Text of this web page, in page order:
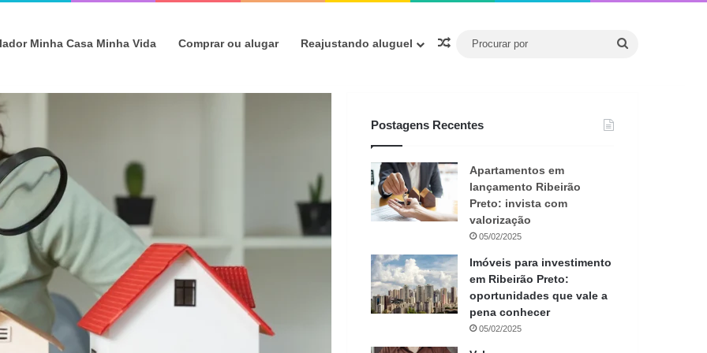
Minha Casa Minha Vida Comprar ou alugar Reajustando aluguel Artigo aleatório
Postagens Recentes
Apartamentos em
lançamento Ribeirão
Preto: invista com
valorização
05/02/2025
Imóveis para investimento
em Ribeirão Preto:
oportunidades que vale a
pena conhecer
05/02/2025